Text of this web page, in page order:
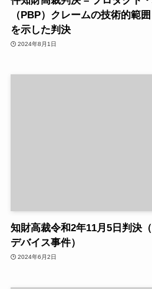
（PBP）クレームの技術的範
を示した判決
2024年8月1日
知財高裁令和2年11月5日判決
デバイス事件）
2024年6月2日